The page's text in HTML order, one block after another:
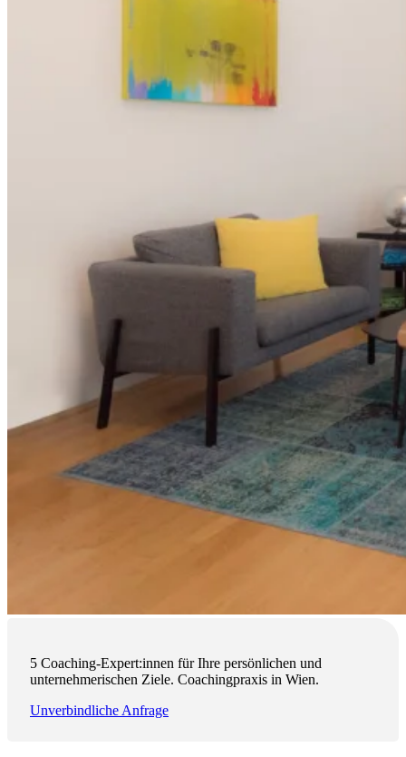
5 Coaching-Expert:innen für Ihre persönlichen und
unternehmerischen Ziele. Coachingpraxis in Wien.
Unverbindliche Anfrage